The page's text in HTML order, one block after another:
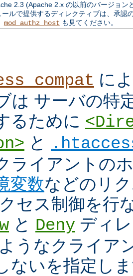
2.3 (Apache 2.x の以前のバージョン
ールで提供するディレクティブは、承認
mod_authz_host も見てください。
に
は サーバの特
るために
と
ライアントの
変数などのリ
セス制御を行
と Deny ディ
うなクライア
ないを指定し